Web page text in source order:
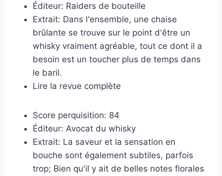
Éditeur: Raiders de bouteille
Extrait: Dans l'ensemble, une chaise
brûlante se trouve sur le point d'être un
whisky vraiment agréable, tout ce dont il a
besoin est un toucher plus de temps dans
le baril.
Lire la revue complète
Score perquisition: 84
Éditeur: Avocat du whisky
Extrait: La saveur et la sensation en
bouche sont également subtiles, parfois
trop; Bien qu'il y ait de belles notes florales